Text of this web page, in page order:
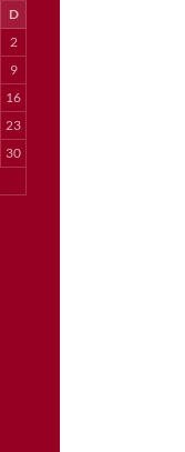
D
2
9
16
23
30